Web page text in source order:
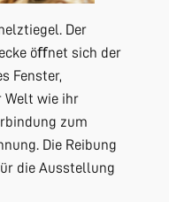
Der
öﬀnet sich der
Fenster,
Welt wie ihr
zum
Die Reibung
die Ausstellung